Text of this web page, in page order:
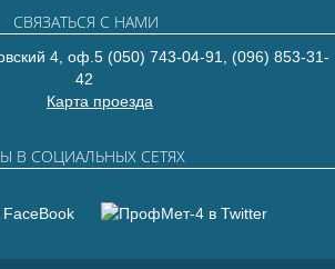
СВЯЗАТЬСЯ С НАМИ
4, оф.5(050) 743-04-91,
(096) 853-31-
42
Карта проезда
В СОЦИАЛЬНЫХ СЕТЯХ